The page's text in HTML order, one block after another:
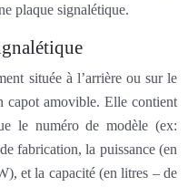
plaque signalétique.
située à l’arrière ou sur le
capot amovible. Elle contient
le numéro de modèle (ex:
fabrication, la puissance (en
et la capacité (en litres – de